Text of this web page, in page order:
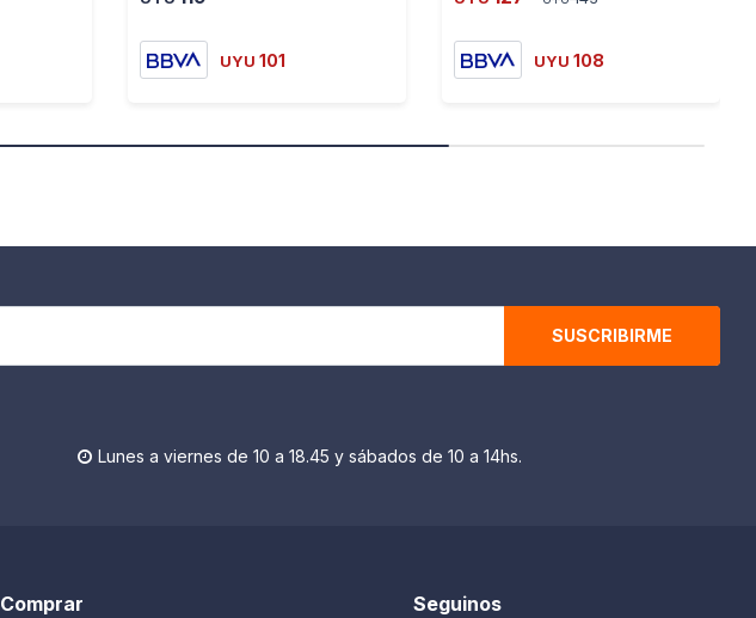
UYU 101 UYU 108
SUSCRIBIRME
 Lunes a viernes de 10 a 18.45 y sábados de 10 a 14hs.
Comprar Seguinos